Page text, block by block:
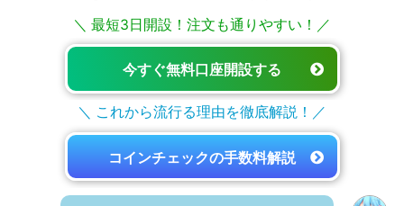
＼ 最短3日開設！注文も通りやすい！／
今すぐ無料口座開設する
＼ これから流行る理由を徹底解説！／
コインチェックの手数料解説